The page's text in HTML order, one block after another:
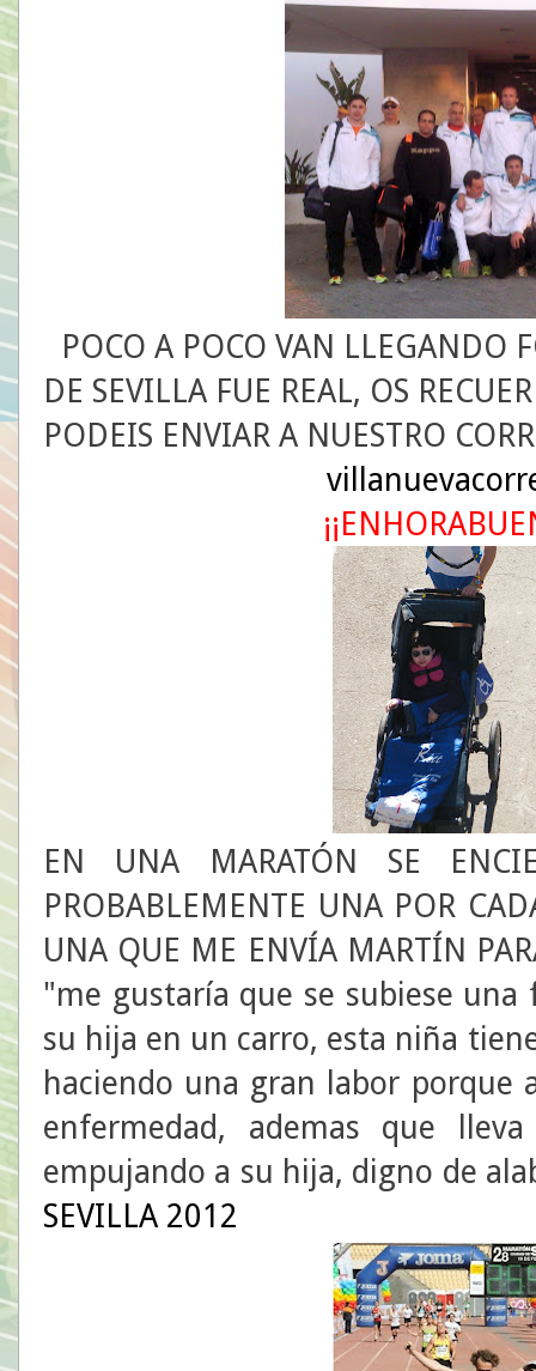
POCO A POCO VAN LLEGANDO
DE SEVILLA FUE REAL, OS
PODEIS ENVIAR A NUESTRO
EN UNA MARATÓN SE
PROBABLEMENTE UNA POR
UNA QUE ME ENVÍA MARTÍN
"me gustaría que se subiese
su hija en un carro, esta niña
haciendo una gran labor porque
enfermedad, ademas que
empujando a su hija, digno
SEVILLA 2012